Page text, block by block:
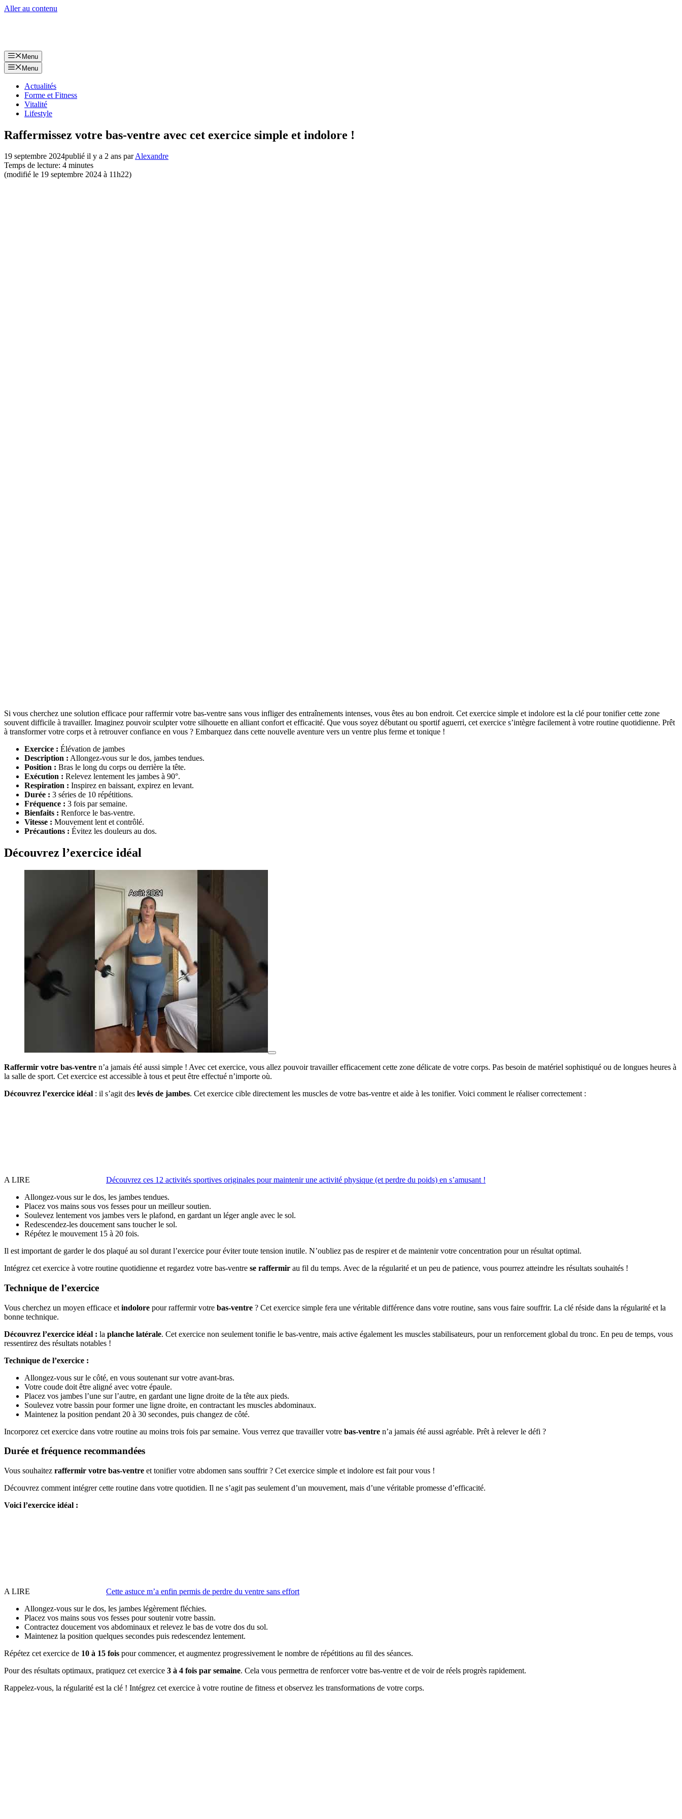
Aller au contenu
Menu
Menu
Actualités
Forme et Fitness
Vitalité
Lifestyle
Raffermissez votre bas-ventre avec cet exercice simple et indolore !
19 septembre 2024publié il y a 2 ans parAlexandre
Temps de lecture: 4 minutes
(modifié le 19 septembre 2024 à 11h22)
Si vous cherchez une solution efficace pour raffermir votre bas-ventre sans vous infliger des entraînements intenses, vous êtes au bon endroit. Cet exercice simple et indolore est la clé pour tonifier cette zone
souvent difficile à travailler. Imaginez pouvoir sculpter votre silhouette en alliant confort et efficacité. Que vous soyez débutant ou sportif aguerri, cet exercice s’intègre facilement à votre routine quotidienne. Prêt
à transformer votre corps et à retrouver confiance en vous ? Embarquez dans cette nouvelle aventure vers un ventre plus ferme et tonique !
Exercice : Élévation de jambes
Description : Allongez-vous sur le dos, jambes tendues.
Position : Bras le long du corps ou derrière la tête.
Exécution : Relevez lentement les jambes à 90°.
Respiration : Inspirez en baissant, expirez en levant.
Durée : 3 séries de 10 répétitions.
Fréquence : 3 fois par semaine.
Bienfaits : Renforce le bas-ventre.
Vitesse : Mouvement lent et contrôlé.
Précautions : Évitez les douleurs au dos.
Découvrez l’exercice idéal
Raffermir votre bas-ventre n’a jamais été aussi simple ! Avec cet exercice, vous allez pouvoir travailler efficacement cette zone délicate de votre corps. Pas besoin de matériel sophistiqué ou de longues heures à
la salle de sport. Cet exercice est accessible à tous et peut être effectué n’importe où.
Découvrez l’exercice idéal : il s’agit des levés de jambes. Cet exercice cible directement les muscles de votre bas-ventre et aide à les tonifier. Voici comment le réaliser correctement :
A LIRE
Découvrez ces 12 activités sportives originales pour maintenir une activité physique (et perdre du poids) en sʼamusant !
Allongez-vous sur le dos, les jambes tendues.
Placez vos mains sous vos fesses pour un meilleur soutien.
Soulevez lentement vos jambes vers le plafond, en gardant un léger angle avec le sol.
Redescendez-les doucement sans toucher le sol.
Répétez le mouvement 15 à 20 fois.
Il est important de garder le dos plaqué au sol durant l’exercice pour éviter toute tension inutile. N’oubliez pas de respirer et de maintenir votre concentration pour un résultat optimal.
Intégrez cet exercice à votre routine quotidienne et regardez votre bas-ventre se raffermir au fil du temps. Avec de la régularité et un peu de patience, vous pourrez atteindre les résultats souhaités !
Technique de l’exercice
Vous cherchez un moyen efficace et indolore pour raffermir votre bas-ventre ? Cet exercice simple fera une véritable différence dans votre routine, sans vous faire souffrir. La clé réside dans la régularité et la
bonne technique.
Découvrez l’exercice idéal : la planche latérale. Cet exercice non seulement tonifie le bas-ventre, mais active également les muscles stabilisateurs, pour un renforcement global du tronc. En peu de temps, vous
ressentirez des résultats notables !
Technique de l’exercice :
Allongez-vous sur le côté, en vous soutenant sur votre avant-bras.
Votre coude doit être aligné avec votre épaule.
Placez vos jambes l’une sur l’autre, en gardant une ligne droite de la tête aux pieds.
Soulevez votre bassin pour former une ligne droite, en contractant les muscles abdominaux.
Maintenez la position pendant 20 à 30 secondes, puis changez de côté.
Incorporez cet exercice dans votre routine au moins trois fois par semaine. Vous verrez que travailler votre bas-ventre n’a jamais été aussi agréable. Prêt à relever le défi ?
Durée et fréquence recommandées
Vous souhaitez raffermir votre bas-ventre et tonifier votre abdomen sans souffrir ? Cet exercice simple et indolore est fait pour vous !
Découvrez comment intégrer cette routine dans votre quotidien. Il ne s’agit pas seulement d’un mouvement, mais d’une véritable promesse d’efficacité.
Voici l’exercice idéal :
A LIRE
Cette astuce m’a enfin permis de perdre du ventre sans effort
Allongez-vous sur le dos, les jambes légèrement fléchies.
Placez vos mains sous vos fesses pour soutenir votre bassin.
Contractez doucement vos abdominaux et relevez le bas de votre dos du sol.
Maintenez la position quelques secondes puis redescendez lentement.
Répétez cet exercice de 10 à 15 fois pour commencer, et augmentez progressivement le nombre de répétitions au fil des séances.
Pour des résultats optimaux, pratiquez cet exercice 3 à 4 fois par semaine. Cela vous permettra de renforcer votre bas-ventre et de voir de réels progrès rapidement.
Rappelez-vous, la régularité est la clé ! Intégrez cet exercice à votre routine de fitness et observez les transformations de votre corps.